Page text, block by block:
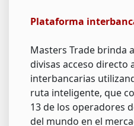
Plataforma
Masters Trade brinda
divisas acceso directo
interbancarias
ruta inteligente, que
13 de los operadores
del mundo en el